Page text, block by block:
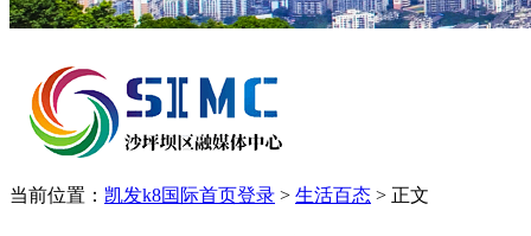
当前位置： 凯发k8国际首页登录 > 生活百态 > 正文